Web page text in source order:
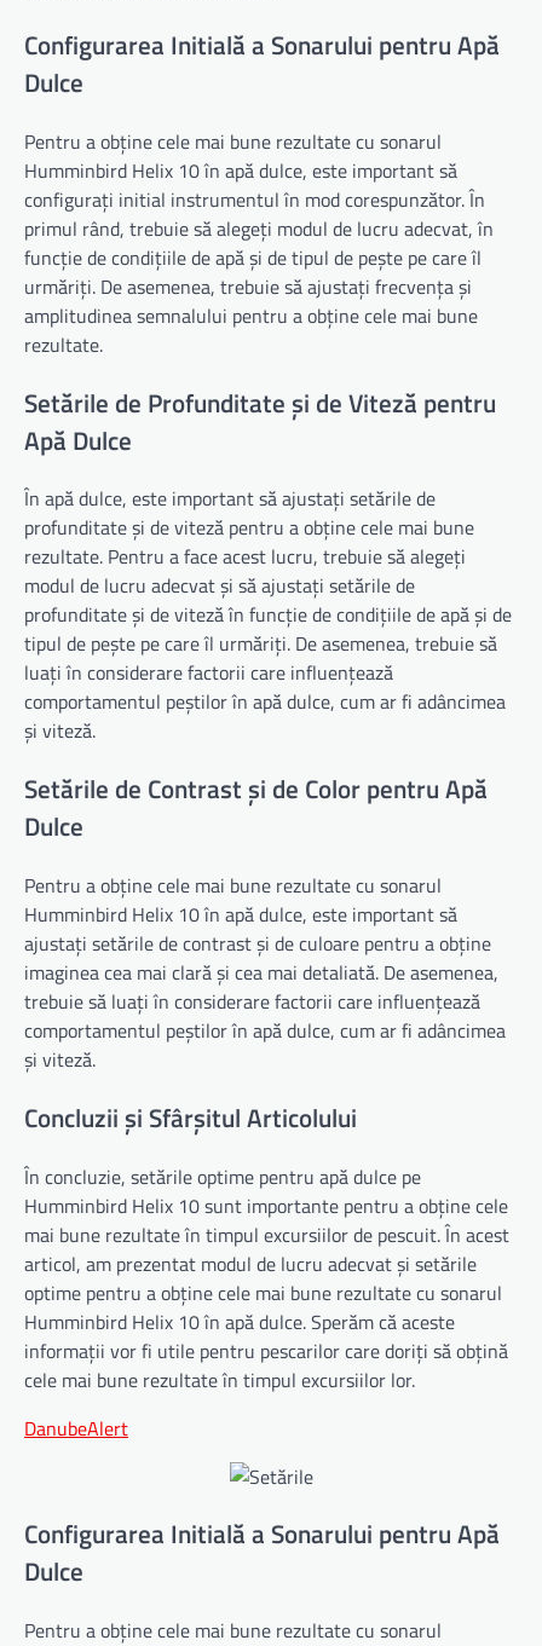
Configurarea Initială a Sonarului pentru Apă
Dulce
Pentru a obține cele mai bune rezultate cu sonarul
Humminbird Helix 10 în apă dulce, este important să
configurați initial instrumentul în mod corespunzător. În
primul rând, trebuie să alegeți modul de lucru adecvat, în
funcție de condițiile de apă și de tipul de pește pe care îl
urmăriți. De asemenea, trebuie să ajustați frecvența și
amplitudinea semnalului pentru a obține cele mai bune
rezultate.
Setările de Profunditate și de Viteză pentru
Apă Dulce
În apă dulce, este important să ajustați setările de
profunditate și de viteză pentru a obține cele mai bune
rezultate. Pentru a face acest lucru, trebuie să alegeți
modul de lucru adecvat și să ajustați setările de
profunditate și de viteză în funcție de condițiile de apă și de
tipul de pește pe care îl urmăriți. De asemenea, trebuie să
luați în considerare factorii care influențează
comportamentul peștilor în apă dulce, cum ar fi adâncimea
și viteză.
Setările de Contrast și de Color pentru Apă
Dulce
Pentru a obține cele mai bune rezultate cu sonarul
Humminbird Helix 10 în apă dulce, este important să
ajustați setările de contrast și de culoare pentru a obține
imaginea cea mai clară și cea mai detaliată. De asemenea,
trebuie să luați în considerare factorii care influențează
comportamentul peștilor în apă dulce, cum ar fi adâncimea
și viteză.
Concluzii și Sfârșitul Articolului
În concluzie, setările optime pentru apă dulce pe
Humminbird Helix 10 sunt importante pentru a obține cele
mai bune rezultate în timpul excursiilor de pescuit. În acest
articol, am prezentat modul de lucru adecvat și setările
optime pentru a obține cele mai bune rezultate cu sonarul
Humminbird Helix 10 în apă dulce. Sperăm că aceste
informații vor fi utile pentru pescarilor care doriți să obțină
cele mai bune rezultate în timpul excursiilor lor.
DanubeAlert
Configurarea Initială a Sonarului pentru Apă
Dulce
Pentru a obține cele mai bune rezultate cu sonarul